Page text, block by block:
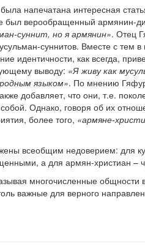
была напечатана интересная
был верообращенный армянин-
суннит, но я армянин». Отец
суннитов. Вместе с тем в
идентичности, как всегда,
выводу: «Я живу как
языком». По мнению
добавляет, что они, т.е.
Однако, говоря об их
более того, «армяне-
всеобщим недоверием: для
а для армян-христиан –
многочисленные
важные для верного